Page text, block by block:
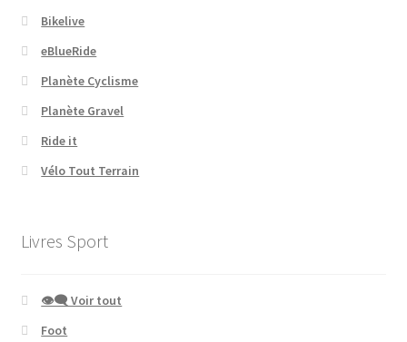
Bikelive
eBlueRide
Planète Cyclisme
Planète Gravel
Ride it
Vélo Tout Terrain
Livres Sport
👁‍🗨 Voir tout
Foot